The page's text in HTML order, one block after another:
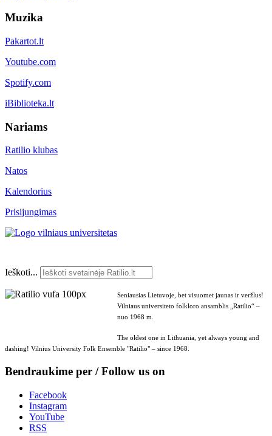
Muzika
Pakartot.lt
Youtube.com
Spotify.com
iBiblioteka.lt
Nariams
Ratilio klubas
Natos
Kalendorius
Prisijungimas
Ieškoti...
Seniausias Lietuvoje, bet visuomet jaunas ir veržlus!
Vilniaus universiteto folkloro ansamblis „Ratilio“ –
nuo 1968 m.
The oldest one in Lithuania, yet always young and
dashing! Vilnius University Folk Ensemble "Ratilio" – since 1968.
Bendraukime per / Follow us on
Facebook
Instagram
YouTube
RSS